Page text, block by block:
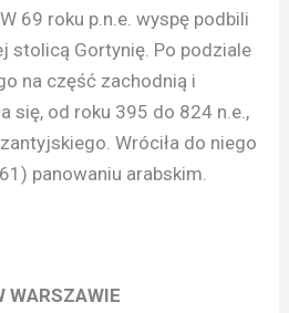
69 roku p.n.e. wyspę podbili
stolicą Gortynię. Po podziale
na część zachodnią i
się, od roku 395 do 824 n.e.,
Wróciła do niego
panowaniu arabskim.